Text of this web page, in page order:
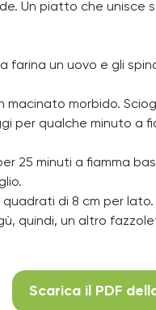
Un piatto che
farina un uovo e gli
morbido.
per qualche minuto a
25 minuti a fiamma
di 8 cm per
quindi, un altro
Scarica il PDF